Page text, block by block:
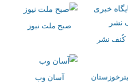
کُنف نشر
صبح ملت نیوز
آسان وب